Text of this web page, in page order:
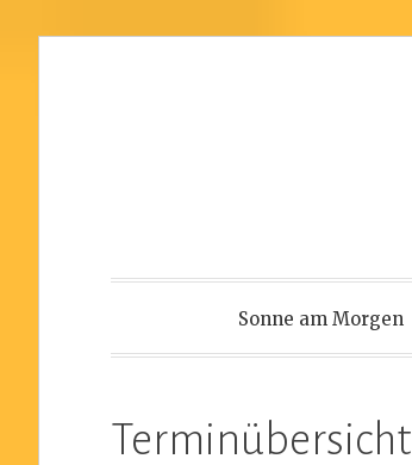
Sonne am Morgen
Terminübersicht